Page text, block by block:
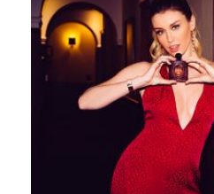
OUTFIT
BEAUTY
TRAVEL
PARTIES